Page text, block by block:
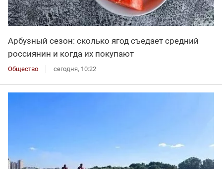
Арбузный сезон: сколько ягод съедает средний
россиянин и когда их покупают
Общество сегодня, 10:22